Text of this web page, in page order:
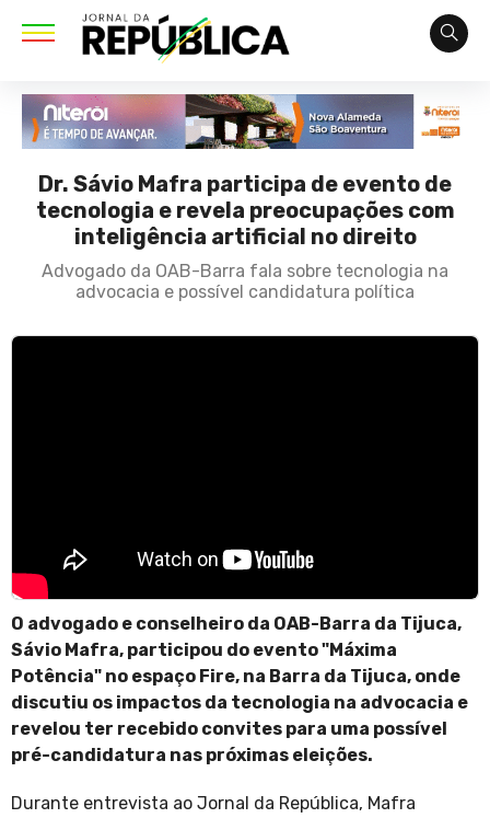
Dr. Sávio Mafra participa de evento de
tecnologia e revela preocupações com
inteligência artificial no direito
Advogado da OAB-Barra fala sobre tecnologia na
advocacia e possível candidatura política
O advogado e conselheiro da OAB-Barra da Tijuca,
Sávio Mafra, participou do evento "Máxima
Potência" no espaço Fire, na Barra da Tijuca, onde
discutiu os impactos da tecnologia na advocacia e
revelou ter recebido convites para uma possível
pré-candidatura nas próximas eleições.
Durante entrevista ao Jornal da República, Mafra